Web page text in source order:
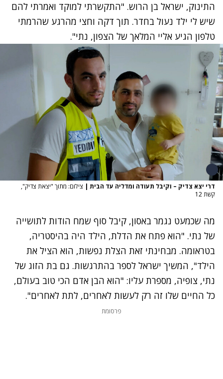
התינוק, ישראל בן הרוש. "התקשרתי למוקד ואמרתי להם
שיש לי ילד נעול בחדר. תוך דקה וחצי מהרגע שהרמתי
טלפון הגיע אליי המלאך של הצפון, נתי".
דרי יצא צדיק – וקיבל תעודה ומדליה עד הבית | צילום: מתוך "יצאת צדיק",
קשת 12
מה שכמעט נגמר באסון, קיבל סוף שמח הודות לתושייה
של נתי. "הוא פתח את הדלת, הילד היה בהיסטריה,
בטראומה. מבחינתי זאת הצלת נפשות, הוא הציל את
הילד", המשיך ישראל לספר בהתרגשות. גם בת הזוג של
נתי, צופיה, מספרת עליו: "הוא הבן אדם הכי טוב בעולם,
כל החיים שלו זה רק לעשות לאחרים, לתת לאחרים".
פרסומת